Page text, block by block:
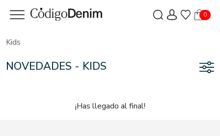
0
Kids
NOVEDADES - KIDS
¡Has llegado al final!